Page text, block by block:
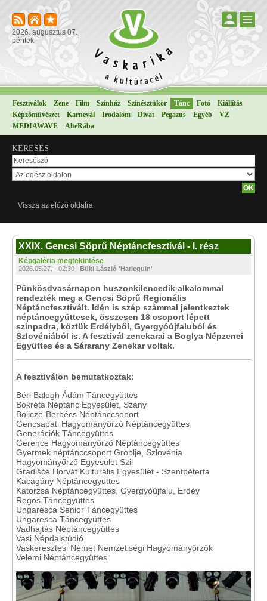
2026. augusztus 07.
péntek
Fesztiválok Zene Film Színház Színésztükör Tánc Fotó
Kiállítás
Képzőművészet
Karnevál Irodalom Divat Pegazus Egyéb
VZ
MEDIAWAVE
AlteRába
KERESÉS
Vissza az előző oldalra
XXIX. Gencsi Söprű Néptáncfesztivál - I. rész
Képgaléria megtekintése
2026.05.27. - 02:30 | Büki László 'Harlequin'
Pünkösdvasárnapon huszonkilencedik alkalommal
rendezték meg a Gencsi Söprű Regionális
Néptáncfesztivált. Idén is szép számmal jelentkeztek
néptáncegyüttesek, összesen 18 csoport lépett
színpadra, köztük Erdélyből, Gyergyóújfaluból és
Szlovéniából is. A fesztivál zenekarai a Boglya Népzenei
Együttes és a Sárarany Zenekar voltak.
A fesztiválon bemutatkoztak:
Béri Balogh Ádám Táncegyüttes
Bokréta Néptánc Egyesület, Szany
Bölicze-Berbécs Néptánccsoport
Gencsapáti Hagyományőrző Néptáncegyüttes
Generációk Táncegyüttes
Gerence Hagyományőrző Néptáncegyüttes
Gyermek néptánccsoport Groblje, Szlovénia
Hagyományőrző Egyesület Szil
Gradišće Horvát Kulturális Egyesület - Szentpéterfa
Kacagány Néptáncegyüttes
Katorzsa Néptáncegyüttes, Gyergyóújfalu, Erdéy
Regös Táncegyüttes
Ungaresca Senior Táncegyüttes
Ungaresca Táncegyüttes
Vadhajtás Néptáncegyüttes
Vasi Népdalstúdió
Vaskeresztesi Német Nemzetiségi Hagyományőrzők
Velemi Néptáncegyüttes